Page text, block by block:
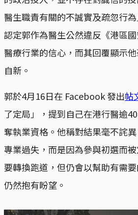
醫生職責有關的不誠實及疏忽行
認定郭作為醫生公然違反《港區
醫療行業的信心，而其回覆顯示
自新。
郭於4月16日在 Facebook 發出帖
了定局」，提到自己在港行醫逾
奪執業資格。他稱對結果毫不詫
專業過失，而是因為參與初選而
要轉換跑道，但仍會以幫助有需
仍然抱有盼望。